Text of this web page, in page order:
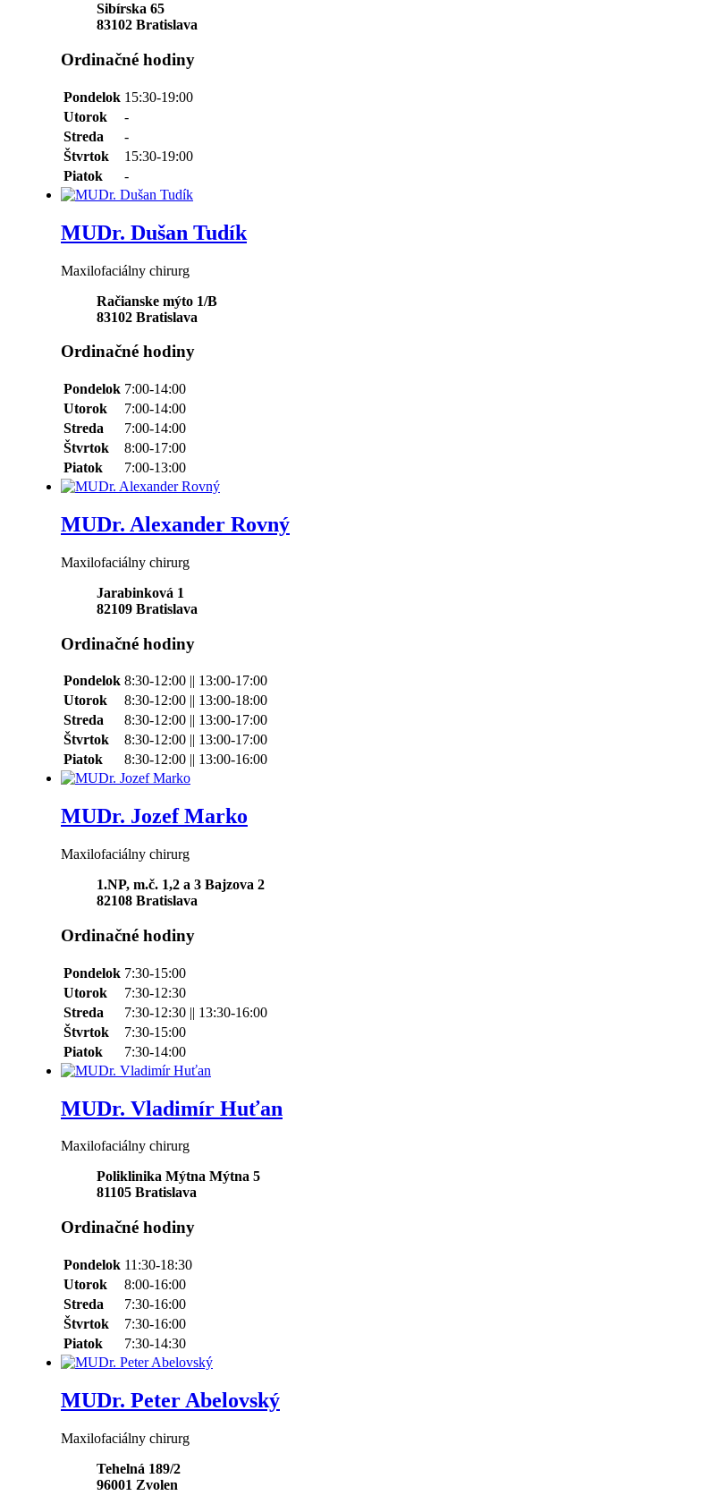
Sibírska 65
83102 Bratislava
Ordinačné hodiny
Pondelok 15:30-19:00
Utorok
-
Streda
-
Štvrtok
15:30-19:00
Piatok
-
MUDr. Dušan Tudík
Maxilofaciálny chirurg
Račianske mýto 1/B
83102 Bratislava
Ordinačné hodiny
Pondelok 7:00-14:00
Utorok
7:00-14:00
Streda
7:00-14:00
Štvrtok
8:00-17:00
Piatok
7:00-13:00
MUDr. Alexander Rovný
Maxilofaciálny chirurg
Jarabinková 1
82109 Bratislava
Ordinačné hodiny
Pondelok 8:30-12:00 || 13:00-17:00
Utorok
8:30-12:00 || 13:00-18:00
Streda
8:30-12:00 || 13:00-17:00
Štvrtok
8:30-12:00 || 13:00-17:00
Piatok
8:30-12:00 || 13:00-16:00
MUDr. Jozef Marko
Maxilofaciálny chirurg
1.NP, m.č. 1,2 a 3 Bajzova 2
82108 Bratislava
Ordinačné hodiny
Pondelok 7:30-15:00
Utorok
7:30-12:30
Streda
7:30-12:30 || 13:30-16:00
Štvrtok
7:30-15:00
Piatok
7:30-14:00
MUDr. Vladimír Huťan
Maxilofaciálny chirurg
Poliklinika Mýtna Mýtna 5
81105 Bratislava
Ordinačné hodiny
Pondelok 11:30-18:30
Utorok
8:00-16:00
Streda
7:30-16:00
Štvrtok
7:30-16:00
Piatok
7:30-14:30
MUDr. Peter Abelovský
Maxilofaciálny chirurg
Tehelná 189/2
96001 Zvolen